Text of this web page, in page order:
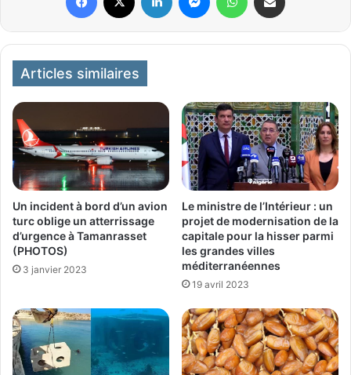
Articles similaires
Un incident à bord d’un avion
turc oblige un atterrissage
d’urgence à Tamanrasset
(PHOTOS)
3 janvier 2023
Le ministre de l’Intérieur : un
projet de modernisation de la
capitale pour la hisser parmi
les grandes villes
méditerranéennes
19 avril 2023